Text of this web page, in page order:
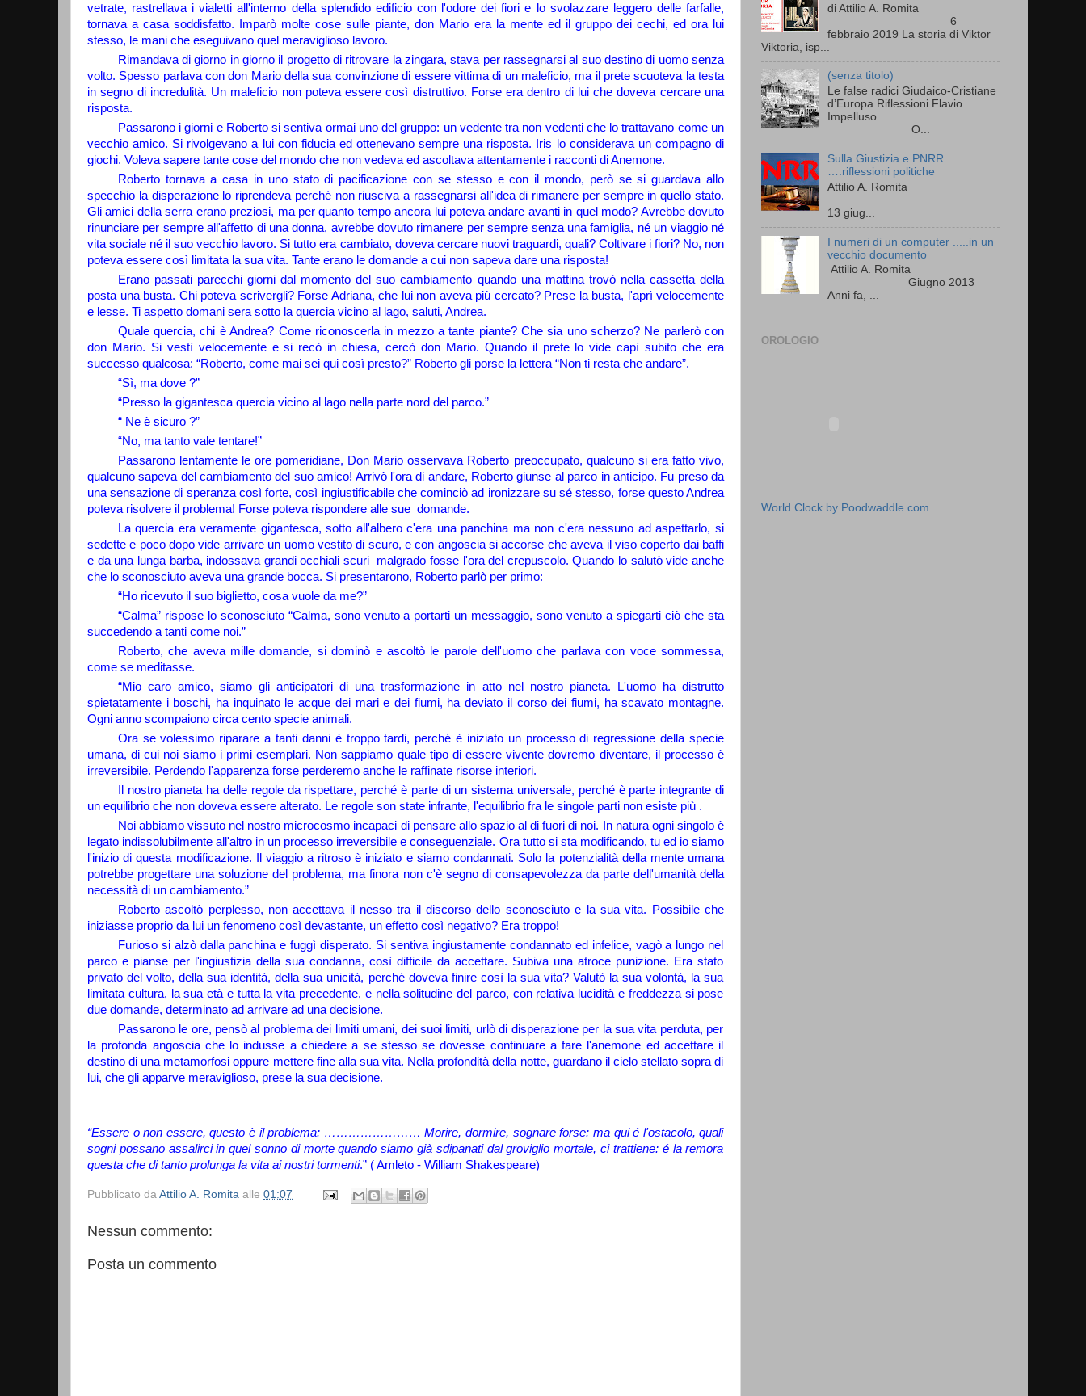
vetrate, rastrellava i vialetti all'interno della splendido edificio con l'odore dei fiori e lo svolazzare leggero delle farfalle,
tornava a casa soddisfatto. Imparò molte cose sulle piante, don Mario era la mente ed il gruppo dei cechi, ed ora lui
stesso, le mani che eseguivano quel meraviglioso lavoro.
Rimandava di giorno in giorno il progetto di ritrovare la zingara, stava per rassegnarsi al suo destino di uomo senza
volto. Spesso parlava con don Mario della sua convinzione di essere vittima di un maleficio, ma il prete scuoteva la testa
in segno di incredulità. Un maleficio non poteva essere così distruttivo. Forse era dentro di lui che doveva cercare una
risposta.
Passarono i giorni e Roberto si sentiva ormai uno del gruppo: un vedente tra non vedenti che lo trattavano come un
vecchio amico. Si rivolgevano a lui con fiducia ed ottenevano sempre una risposta. Iris lo considerava un compagno di
giochi. Voleva sapere tante cose del mondo che non vedeva ed ascoltava attentamente i racconti di Anemone.
Roberto tornava a casa in uno stato di pacificazione con se stesso e con il mondo, però se si guardava allo
specchio la disperazione lo riprendeva perché non riusciva a rassegnarsi all'idea di rimanere per sempre in quello stato.
Gli amici della serra erano preziosi, ma per quanto tempo ancora lui poteva andare avanti in quel modo? Avrebbe dovuto
rinunciare per sempre all'affetto di una donna, avrebbe dovuto rimanere per sempre senza una famiglia, né un viaggio né
vita sociale né il suo vecchio lavoro. Si tutto era cambiato, doveva cercare nuovi traguardi, quali? Coltivare i fiori? No, non
poteva essere così limitata la sua vita. Tante erano le domande a cui non sapeva dare una risposta!
Erano passati parecchi giorni dal momento del suo cambiamento quando una mattina trovò nella cassetta della
posta una busta. Chi poteva scrivergli? Forse Adriana, che lui non aveva più cercato? Prese la busta, l'aprì velocemente
e lesse. Ti aspetto domani sera sotto la quercia vicino al lago, saluti, Andrea.
Quale quercia, chi è Andrea? Come riconoscerla in mezzo a tante piante? Che sia uno scherzo? Ne parlerò con
don Mario. Si vestì velocemente e si recò in chiesa, cercò don Mario. Quando il prete lo vide capì subito che era
successo qualcosa: “Roberto, come mai sei qui così presto?” Roberto gli porse la lettera “Non ti resta che andare”.
“Sì, ma dove ?”
“Presso la gigantesca quercia vicino al lago nella parte nord del parco.”
“ Ne è sicuro ?”
“No, ma tanto vale tentare!”
Passarono lentamente le ore pomeridiane, Don Mario osservava Roberto preoccupato, qualcuno si era fatto vivo,
qualcuno sapeva del cambiamento del suo amico! Arrivò l'ora di andare, Roberto giunse al parco in anticipo. Fu preso da
una sensazione di speranza così forte, così ingiustificabile che cominciò ad ironizzare su sé stesso, forse questo Andrea
poteva risolvere il problema! Forse poteva rispondere alle sue domande.
La quercia era veramente gigantesca, sotto all'albero c'era una panchina ma non c'era nessuno ad aspettarlo, si
sedette e poco dopo vide arrivare un uomo vestito di scuro, e con angoscia si accorse che aveva il viso coperto dai baffi
e da una lunga barba, indossava grandi occhiali scuri malgrado fosse l'ora del crepuscolo. Quando lo salutò vide anche
che lo sconosciuto aveva una grande bocca. Si presentarono, Roberto parlò per primo:
“Ho ricevuto il suo biglietto, cosa vuole da me?”
“Calma” rispose lo sconosciuto “Calma, sono venuto a portarti un messaggio, sono venuto a spiegarti ciò che sta
succedendo a tanti come noi.”
Roberto, che aveva mille domande, si dominò e ascoltò le parole dell'uomo che parlava con voce sommessa,
come se meditasse.
“Mio caro amico, siamo gli anticipatori di una trasformazione in atto nel nostro pianeta. L'uomo ha distrutto
spietatamente i boschi, ha inquinato le acque dei mari e dei fiumi, ha deviato il corso dei fiumi, ha scavato montagne.
Ogni anno scompaiono circa cento specie animali.
Ora se volessimo riparare a tanti danni è troppo tardi, perché è iniziato un processo di regressione della specie
umana, di cui noi siamo i primi esemplari. Non sappiamo quale tipo di essere vivente dovremo diventare, il processo è
irreversibile. Perdendo l'apparenza forse perderemo anche le raffinate risorse interiori.
Il nostro pianeta ha delle regole da rispettare, perché è parte di un sistema universale, perché è parte integrante di
un equilibrio che non doveva essere alterato. Le regole son state infrante, l'equilibrio fra le singole parti non esiste più .
Noi abbiamo vissuto nel nostro microcosmo incapaci di pensare allo spazio al di fuori di noi. In natura ogni singolo è
legato indissolubilmente all'altro in un processo irreversibile e conseguenziale. Ora tutto si sta modificando, tu ed io siamo
l'inizio di questa modificazione. Il viaggio a ritroso è iniziato e siamo condannati. Solo la potenzialità della mente umana
potrebbe progettare una soluzione del problema, ma finora non c'è segno di consapevolezza da parte dell'umanità della
necessità di un cambiamento.”
Roberto ascoltò perplesso, non accettava il nesso tra il discorso dello sconosciuto e la sua vita. Possibile che
iniziasse proprio da lui un fenomeno così devastante, un effetto così negativo? Era troppo!
Furioso si alzò dalla panchina e fuggì disperato. Si sentiva ingiustamente condannato ed infelice, vagò a lungo nel
parco e pianse per l'ingiustizia della sua condanna, così difficile da accettare. Subiva una atroce punizione. Era stato
privato del volto, della sua identità, della sua unicità, perché doveva finire così la sua vita? Valutò la sua volontà, la sua
limitata cultura, la sua età e tutta la vita precedente, e nella solitudine del parco, con relativa lucidità e freddezza si pose
due domande, determinato ad arrivare ad una decisione.
Passarono le ore, pensò al problema dei limiti umani, dei suoi limiti, urlò di disperazione per la sua vita perduta, per
la profonda angoscia che lo indusse a chiedere a se stesso se dovesse continuare a fare l'anemone ed accettare il
destino di una metamorfosi oppure mettere fine alla sua vita. Nella profondità della notte, guardano il cielo stellato sopra di
lui, che gli apparve meraviglioso, prese la sua decisione.
“Essere o non essere, questo è il problema: …………………… Morire, dormire, sognare forse: ma qui é l'ostacolo, quali
sogni possano assalirci in quel sonno di morte quando siamo già sdipanati dal groviglio mortale, ci trattiene: é la remora
questa che di tanto prolunga la vita ai nostri tormenti.” ( Amleto - William Shakespeare)
Pubblicato da Attilio A. Romita alle 01:07
Nessun commento:
Posta un commento
di Attilio A. Romita
6
febbraio 2019 La storia di Viktor
Viktoria, isp...
(senza titolo)
Le false radici Giudaico-Cristiane
d’Europa Riflessioni Flavio
Impelluso
O...
Sulla Giustizia e PNRR
….riflessioni politiche
Attilio A. Romita
13 giug...
I numeri di un computer .....in un
vecchio documento
Attilio A. Romita
Giugno 2013
Anni fa, ...
OROLOGIO
World Clock by Poodwaddle.com